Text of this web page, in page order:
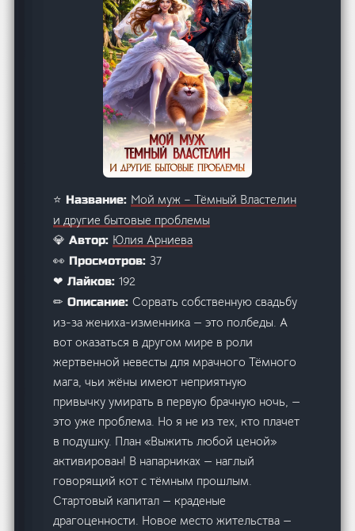
⭐ Название: Мой муж – Тёмный Властелин
и другие бытовые проблемы
💎 Автор: Юлия Арниева
👀 Просмотров:37
❤ Лайков:192
✏ Описание:Сорвать собственную свадьбу
из-за жениха-изменника — это полбеды. А
вот оказаться в другом мире в роли
жертвенной невесты для мрачного Тёмного
мага, чьи жёны имеют неприятную
привычку умирать в первую брачную ночь, —
это уже проблема. Но я не из тех, кто плачет
в подушку. План «Выжить любой ценой»
активирован! В напарниках — наглый
говорящий кот с тёмным прошлым.
Стартовый капитал — краденые
драгоценности. Новое место жительства —